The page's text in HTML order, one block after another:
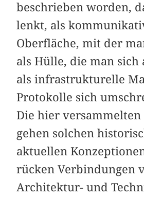
beschrieben worden,
lenkt, als
Oberfläche, mit der
als Hülle, die man sich
als infrastrukturelle
Protokolle sich
Die hier versammelten
gehen solchen
aktuellen
rücken Verbindungen
Architektur- und